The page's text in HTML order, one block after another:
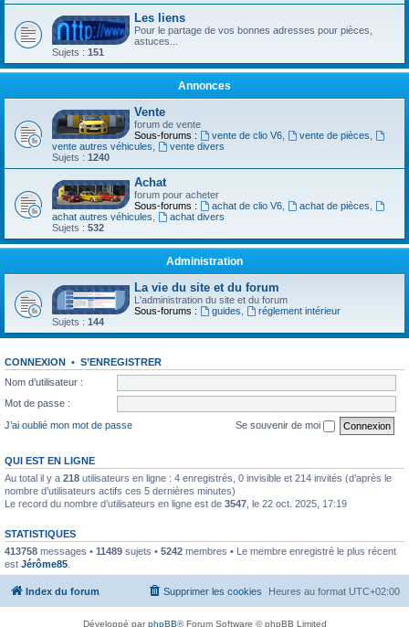
Les liens
Pour le partage de vos bonnes adresses pour pièces,
astuces...
Sujets : 151
Annonces
Vente
forum de vente
Sous-forums :
vente de clio V6, vente de pièces,
vente autres véhicules,
vente divers
Sujets : 1240
Achat
forum pour acheter
Sous-forums :
achat de clio V6, achat de pièces,
achat autres véhicules,
achat divers
Sujets : 532
Administration
La vie du site et du forum
L'administration du site et du forum
Sous-forums :
guides,
réglement intérieur
Sujets : 144
CONNEXION • S’ENREGISTRER
Nom d’utilisateur :
Mot de passe :
J’ai oublié mon mot de passe
Se souvenir de moi
QUI EST EN LIGNE
Au total il y a 218 utilisateurs en ligne : 4 enregistrés, 0 invisible et 214 invités (d’après le
nombre d’utilisateurs actifs ces 5 dernières minutes)
Le record du nombre d’utilisateurs en ligne est de 3547 , le 22 oct. 2025, 17:19
STATISTIQUES
413758 messages • 11489 sujets • 5242 membres • Le membre enregistré le plus récent
est Jérôme85
Index du forum Heures au format UTC+02:00
Supprimer les cookies
Développé parphpBB® Forum Software © phpBB Limited